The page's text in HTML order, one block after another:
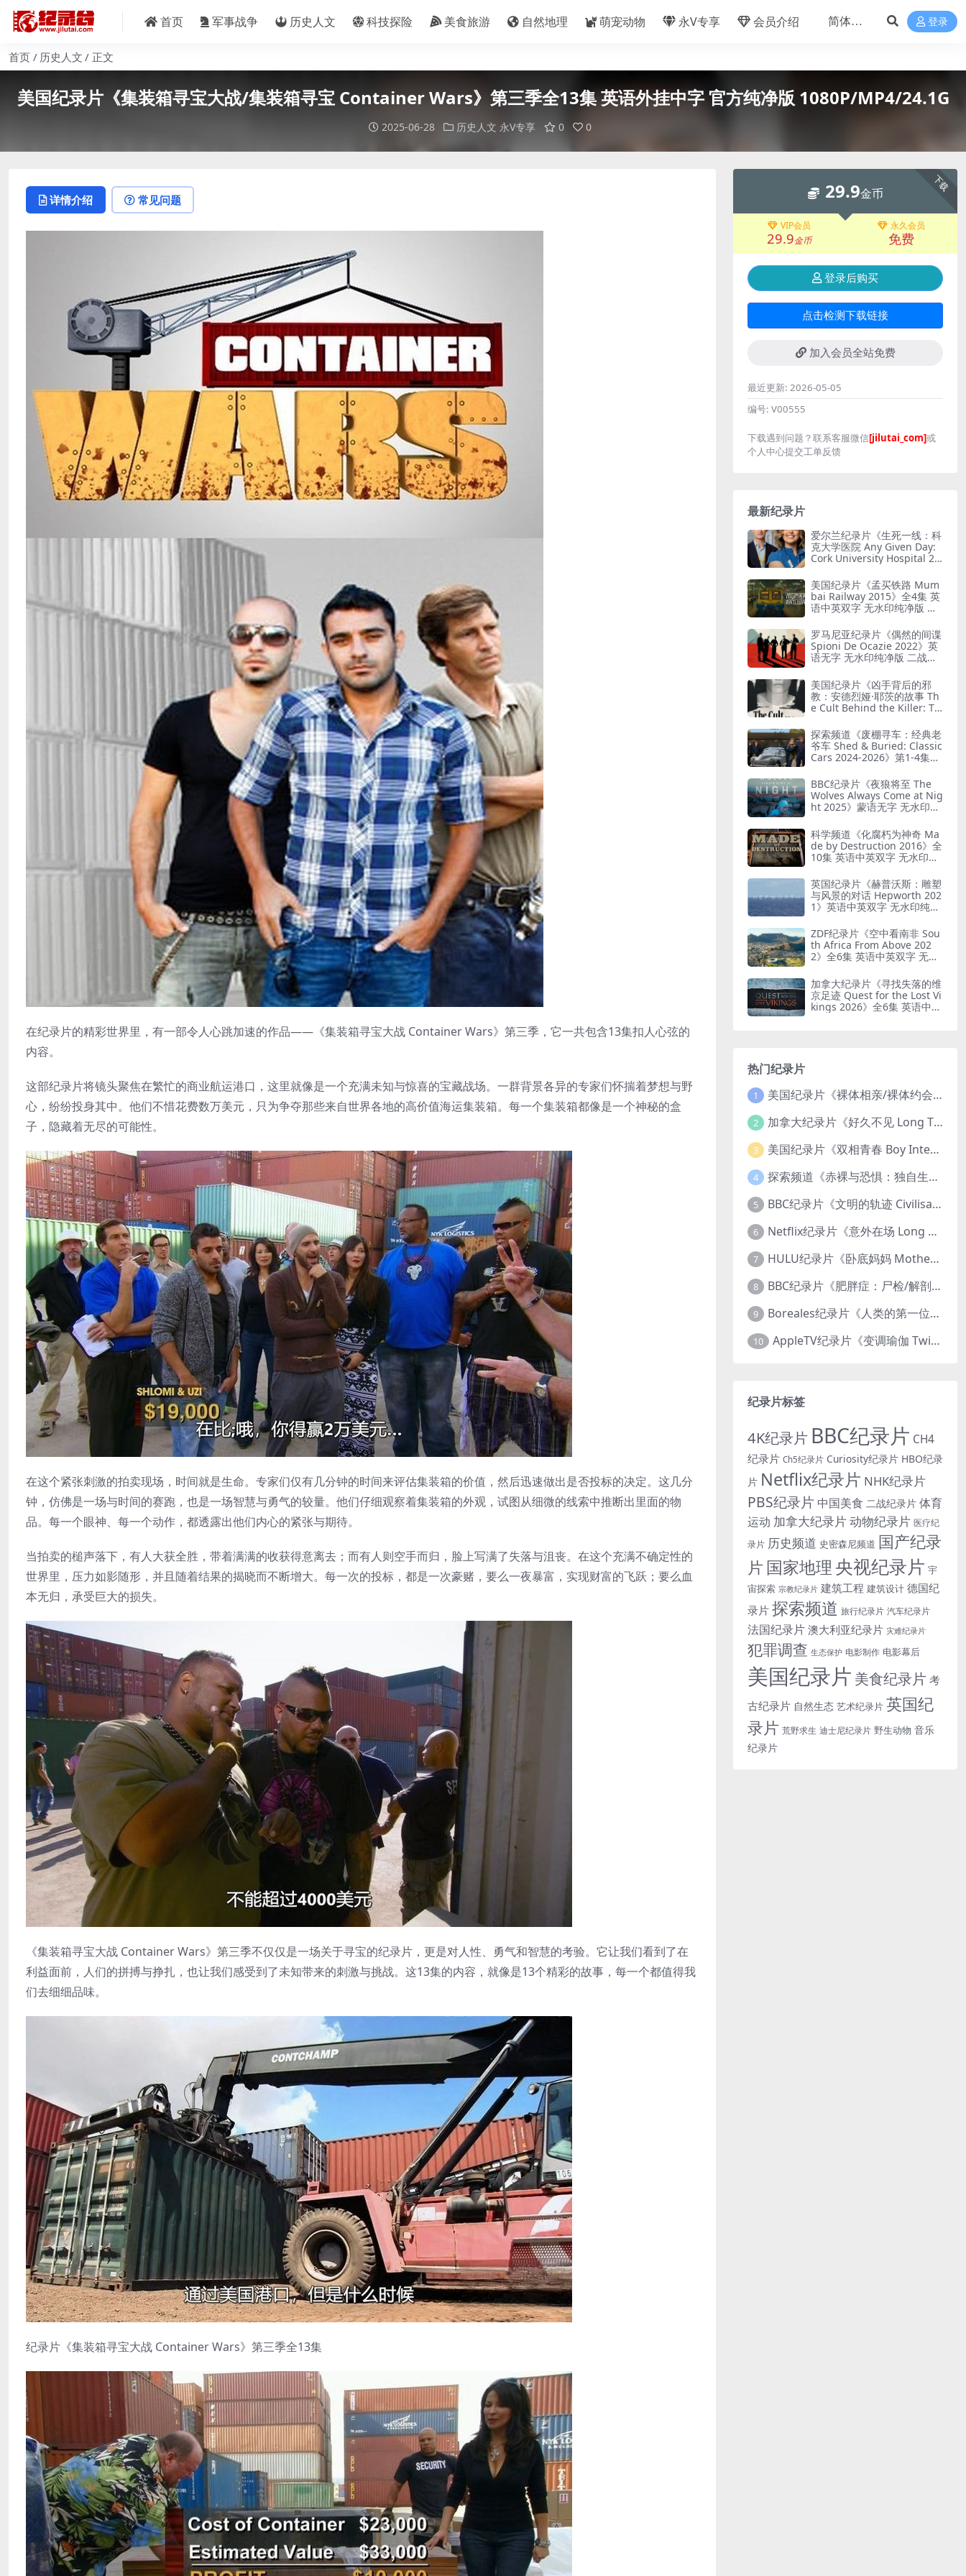
首页 军事战争 历史人文 科技探险 美食旅游 自然地理 萌宠动物 永V专享 会员介绍 登录
首页 历史人文 正文
美国纪录片《集装箱寻宝大战/集装箱寻宝 Container Wars》第三季全13集 英语外挂中字 官方纯净版 1080P/MP4/24.1G
2025-06-28 历史人文 永V专享 0 0
详情介绍 常见问题
在纪录片的精彩世界里，有一部令人心跳加速的作品——《集装箱寻宝大战 Container Wars》第三季，它一共包含13集扣人心弦的
内容。
这部纪录片将镜头聚焦在繁忙的商业航运港口，这里就像是一个充满未知与惊喜的宝藏战场。一群背景各异的专家们怀揣着梦想与野
心，纷纷投身其中。他们不惜花费数万美元，只为争夺那些来自世界各地的高价值海运集装箱。每一个集装箱都像是一个神秘的盒
子，隐藏着无尽的可能性。
在这个紧张刺激的拍卖现场，时间就是生命。专家们仅有几分钟的时间来评估集装箱的价值，然后迅速做出是否投标的决定。这几分
钟，仿佛是一场与时间的赛跑，也是一场智慧与勇气的较量。他们仔细观察着集装箱的外观，试图从细微的线索中推断出里面的物
品。每一个眼神、每一个动作，都透露出他们内心的紧张与期待。
当拍卖的槌声落下，有人大获全胜，带着满满的收获得意离去；而有人则空手而归，脸上写满了失落与沮丧。在这个充满不确定性的
世界里，压力如影随形，并且随着结果的揭晓而不断增大。每一次的投标，都是一次豪赌，要么一夜暴富，实现财富的飞跃；要么血
本无归，承受巨大的损失。
《集装箱寻宝大战 Container Wars》第三季不仅仅是一场关于寻宝的纪录片，更是对人性、勇气和智慧的考验。它让我们看到了在
利益面前，人们的拼搏与挣扎，也让我们感受到了未知带来的刺激与挑战。这13集的内容，就像是13个精彩的故事，每一个都值得我
们去细细品味。
纪录片《集装箱寻宝大战 Container Wars》第三季全13集
下载
29.9金币
VIP会员
29.9金币
永久会员
免费
登录后购买
点击检测下载链接
加入会员全站免费
最近更新: 2026-05-05
编号: V00555
下载遇到问题？联系客服微信[jilutai_com]或
个人中心提交工单反馈
最新纪录片
爱尔兰纪录片《生死一线：科
克大学医院 Any Given Day:
Cork University Hospital 20
水印纯净版 爱尔兰医院
美国纪录片《孟买铁路 Mum
bai Railway 2015》全4集 英
语中英双字 无水印纯净版 孟
罗马尼亚纪录片《偶然的间谍
Spioni De Ocazie 2022》英
语无字 无水印纯净版 二战谍
美国纪录片《凶手背后的邪
教：安德烈娅·耶茨的故事 Th
e Cult Behind the Killer: Th
6》全3集 英语中英双字 无水
印纯净版 精神控制
探索频道《废棚寻车：经典老
爷车 Shed & Buried: Classic
Cars 2024-2026》第1-4集全
净版 翻新老爷车
BBC纪录片《夜狼将至 The
Wolves Always Come at Nig
ht 2025》蒙语无字 无水印纯
科学频道《化腐朽为神奇 Ma
de by Destruction 2016》全
10集 英语中英双字 无水印纯
英国纪录片《赫普沃斯：雕塑
与风景的对话 Hepworth 202
1》英语中英双字 无水印纯净
ZDF纪录片《空中看南非 Sou
th Africa From Above 202
2》全6集 英语中英双字 无水
加拿大纪录片《寻找失落的维
京足迹 Quest for the Lost Vi
kings 2026》全6集 英语中英
热门纪录片
1 美国纪录片《裸体相亲/裸体约会 Dating Naked 2014-2016》第1-3季全33集 英语中英双字 无水印纯净版 1080P/MKV/85.6G 裸体相亲真人秀
2 加拿大纪录片《好久不见 Long Time Comin 1993》英语中英双字 官方纯净版 1080P/MKV/1G 女同性艺术家
3 美国纪录片《双相青春 Boy Interrupted 2009》英语中英双字 官方纯净版 1080P/MKV/1.43G 青少年躁郁症
4 探索频道《赤裸与恐惧：独自生存/赤裸荒野求生 Naked and Afraid: Solo 2023》第一季全8集 英语中英双字 官方纯净版 高码1080P/MKV/45.4G
5 BBC纪录片《文明的轨迹 Civilisations 1969》全13集 英语中英双字 高清收藏版 1080P/MKV/64.1G 西方艺术史话
6 Netflix纪录片《意外在场 Long Shot 2017》英语中字 720P/NKV/1.06GB 美国谋杀误判案件
7 HULU纪录片《卧底妈妈 Mother Undercover 2023》全4集 英语中英双字 官方纯净版 1080P/MKV/7.6G 拯救孩子
8 BBC纪录片《肥胖症：尸检/解剖肥胖 Obesity: The Post Mortem 2016》英语中英双字 无水印纯净版 1080P/MKV/1.03G
9 Boreales纪录片《人类的第一位动物朋友：人类和狗的神奇故事 Man’s First Friend 2018》英语中英双字 1080P/MP4/1.8G 狗的神奇故事
10 AppleTV纪录片《变调瑜伽 Twisted Yoga 2026》全3集 英语中英双字 无水印纯净版 1080P/MKV/10G 瑜伽大师背后的真相
纪录片标签
4K纪录片 BBC纪录片 CH4
纪录片 Ch5纪录片 Curiosity纪录片 HBO纪录
片 Netflix纪录片 NHK纪录片
PBS纪录片 中国美食 二战纪录片 体育
运动 加拿大纪录片动物纪录片 医疗纪
录片 历史频道 史密森尼频道 国产纪录
片 国家地理 央视纪录片 宇
宙探索 宗教纪录片 建筑工程 建筑设计 德国纪
录片 探索频道 旅行纪录片 汽车纪录片
法国纪录片 澳大利亚纪录片 灾难纪录片
犯罪调查 生态保护 电影制作 电影幕后
美国纪录片 美食纪录片考
古纪录片 自然生态 艺术纪录片 英国纪
录片 荒野求生 迪士尼纪录片 野生动物 音乐
纪录片